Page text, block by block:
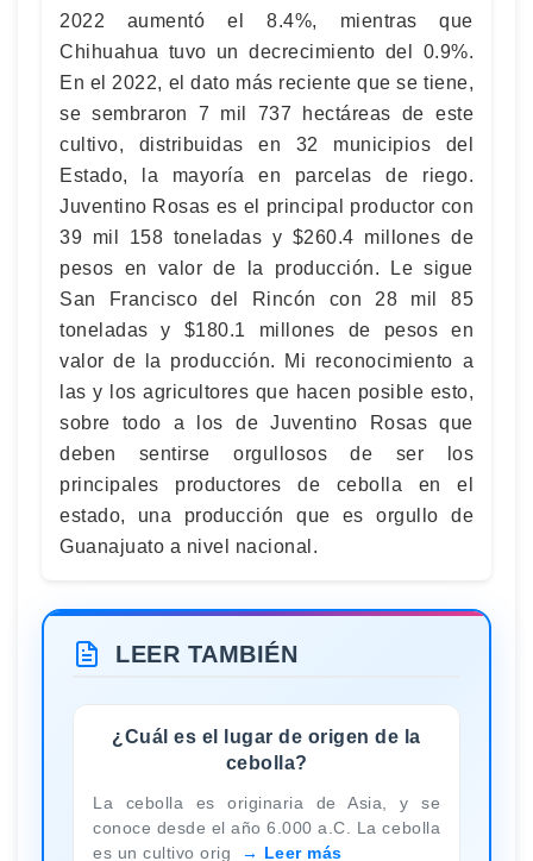
2022 aumentó el 8.4%, mientras que
Chihuahua tuvo un decrecimiento del 0.9%.
En el 2022, el dato más reciente que se tiene,
se sembraron 7 mil 737 hectáreas de este
cultivo, distribuidas en 32 municipios del
Estado, la mayoría en parcelas de riego.
Juventino Rosas es el principal productor con
39 mil 158 toneladas y $260.4 millones de
pesos en valor de la producción. Le sigue
San Francisco del Rincón con 28 mil 85
toneladas y $180.1 millones de pesos en
valor de la producción. Mi reconocimiento a
las y los agricultores que hacen posible esto,
sobre todo a los de Juventino Rosas que
deben sentirse orgullosos de ser los
principales productores de cebolla en el
estado, una producción que es orgullo de
Guanajuato a nivel nacional.
LEER TAMBIÉN
¿Cuál es el lugar de origen de la
cebolla?
La cebolla es originaria de Asia, y se
conoce desde el año 6.000 a.C. La cebolla
es un cultivo orig
Leer más